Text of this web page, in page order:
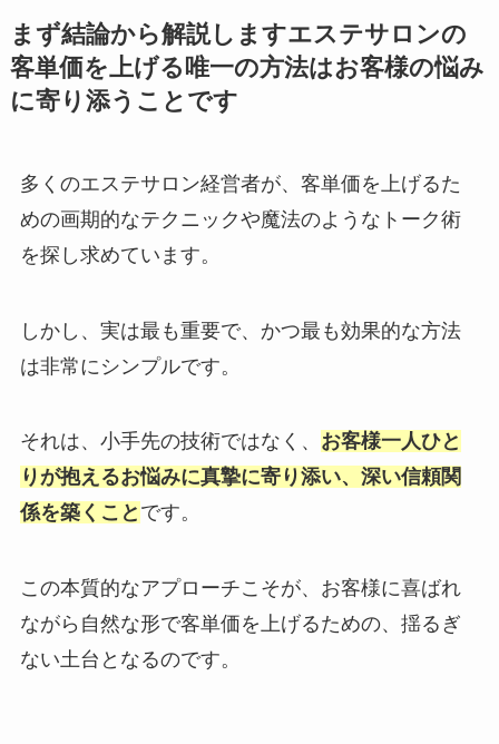
まず結論から解説しますエステサロンの
客単価を上げる唯一の方法はお客様の悩み
に寄り添うことです
多くのエステサロン経営者が、客単価を上げるた
めの画期的なテクニックや魔法のようなトーク術
を探し求めています。
しかし、実は最も重要で、かつ最も効果的な方法
は非常にシンプルです。
それは、小手先の技術ではなく、 お客様一人ひと
りが抱えるお悩みに真摯に寄り添い、深い信頼関
係を築くこと です。
この本質的なアプローチこそが、お客様に喜ばれ
ながら自然な形で客単価を上げるための、揺るぎ
ない土台となるのです。